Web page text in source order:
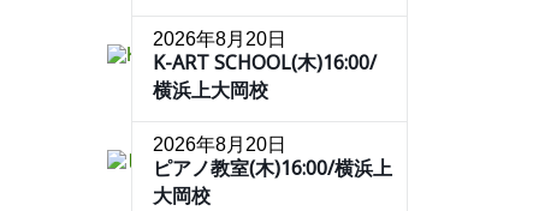
2026年8月20日
K-ART SCHOOL(木)16:00/
横浜上大岡校
2026年8月20日
ピアノ教室(木)16:00/横浜上
大岡校